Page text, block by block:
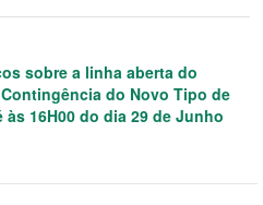
sobre a linha aberta do
do Novo Tipo de
16H00 do dia 29 de Junho